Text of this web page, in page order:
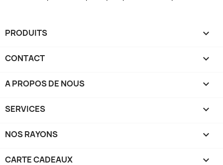
PRODUITS 
CONTACT 
A PROPOS DE NOUS 
SERVICES 
NOS RAYONS 
CARTE CADEAUX 